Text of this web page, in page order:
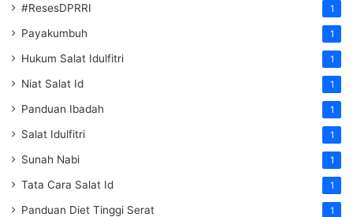
#ResesDPRRI 1
Payakumbuh 1
Hukum Salat Idulfitri 1
Niat Salat Id 1
Panduan Ibadah 1
Salat Idulfitri 1
Sunah Nabi 1
Tata Cara Salat Id 1
Panduan Diet Tinggi Serat 1